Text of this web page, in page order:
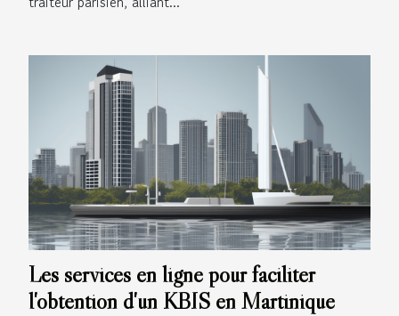
Les services en ligne pour faciliter
l'obtention d'un KBIS en Martinique